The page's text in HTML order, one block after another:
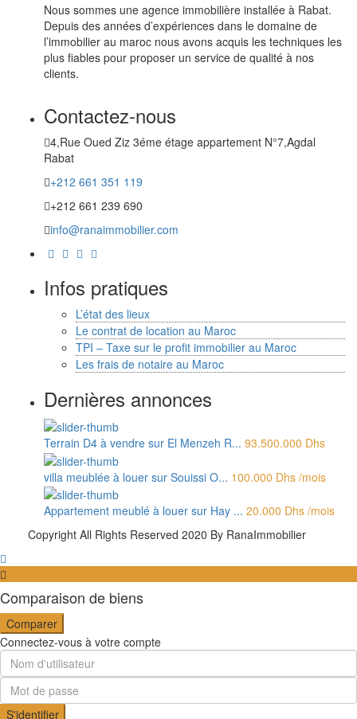
Nous sommes une agence immobilière installée à Rabat.
Depuis des années d’expériences dans le domaine de
l’immobilier au maroc nous avons acquis les techniques les
plus fiables pour proposer un service de qualité à nos
clients.
Contactez-nous
4,Rue Oued Ziz 3éme étage appartement N°7,Agdal
Rabat
+212 661 351 119
+212 661 239 690
info@ranaimmobilier.com
Infos pratiques
L’état des lieux
Le contrat de location au Maroc
TPI – Taxe sur le profit immobilier au Maroc
Les frais de notaire au Maroc
Dernières annonces
Terrain D4 à vendre sur El Menzeh R... 93.500.000 Dhs
villa meublée à louer sur Souissi O... 100.000 Dhs /mois
Appartement meublé à louer sur Hay ... 20.000 Dhs /mois
Copyright All Rights Reserved 2020 By RanaImmobilier
Comparaison de biens
Comparer
Connectez-vous à votre compte
S'identifier